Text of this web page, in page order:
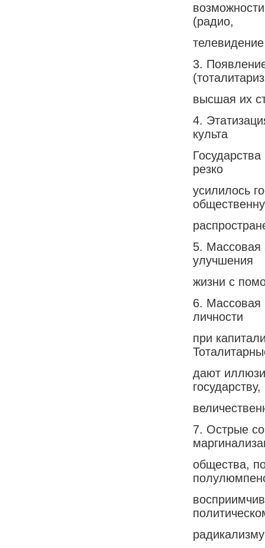
(радио,
3.
высшая их
4.
культа
резко
усилилось
5. Массовая
улучшения
жизни с
6. Массовая
личности
при
дают
государству,
7. Острые
общества,